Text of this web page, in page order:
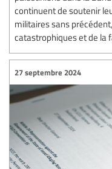
continuent de soutenir
militaires sans
catastrophiques et de la
27 septembre 2024